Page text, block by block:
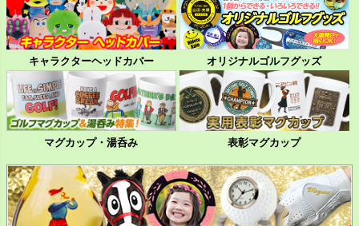
キャラクターヘッドカバー オリジナルゴルフグッズ
マグカップ・湯呑み 表彰マグカップ